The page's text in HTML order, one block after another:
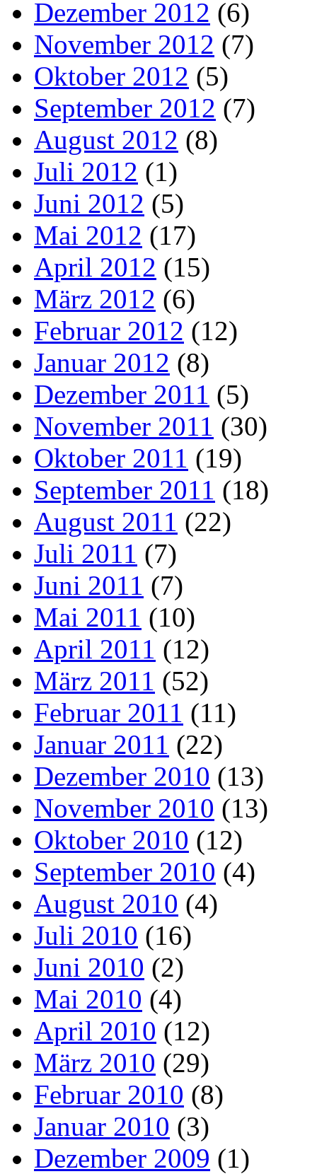
Dezember 2012 (6)
November 2012 (7)
Oktober 2012 (5)
September 2012 (7)
August 2012 (8)
Juli 2012 (1)
Juni 2012 (5)
Mai 2012 (17)
April 2012 (15)
März 2012 (6)
Februar 2012 (12)
Januar 2012 (8)
Dezember 2011 (5)
November 2011 (30)
Oktober 2011 (19)
September 2011 (18)
August 2011 (22)
Juli 2011 (7)
Juni 2011 (7)
Mai 2011 (10)
April 2011 (12)
März 2011 (52)
Februar 2011 (11)
Januar 2011 (22)
Dezember 2010 (13)
November 2010 (13)
Oktober 2010 (12)
September 2010 (4)
August 2010 (4)
Juli 2010 (16)
Juni 2010 (2)
Mai 2010 (4)
April 2010 (12)
März 2010 (29)
Februar 2010 (8)
Januar 2010 (3)
Dezember 2009 (1)